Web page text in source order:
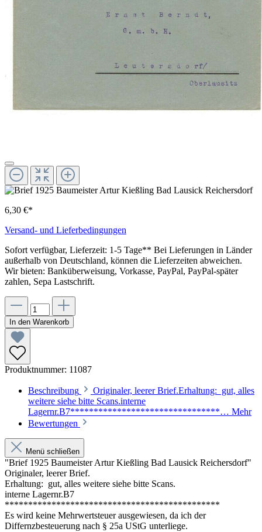
6,30 €*
Versand- und Lieferbedingungen
Sofort verfügbar, Lieferzeit: 1-5 Tage** Bei Lieferungen in Länder
außerhalb von Deutschland, können die Lieferzeiten abweichen.
Wir bieten: Banküberweisung, Vorkasse, PayPal, PayPal-später
zahlen, Sepa Lastschrift.
In den Warenkorb
Produktnummer: 11087
Beschreibung
Originaler, leerer Brief.Erhaltung: gut, alles
weitere siehe bitte Scans.interne
Lagernr.B7********************************… Mehr
Bewertungen
Menü schließen
"Brief 1925 Baumeister Artur Kießling Bad Lausick Reichersdorf"
Originaler, leerer Brief.
Erhaltung: gut, alles weitere siehe bitte Scans.
interne Lagernr.B7
**********************************************
Es wird keine Mehrwertsteuer ausgewiesen, da ich der
Differnzbesteuerung nach § 25a UStG unterliege.